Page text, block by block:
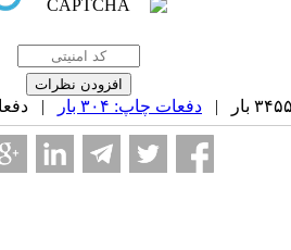
دفعات چاپ: ۳۰۴ بار | دفعات